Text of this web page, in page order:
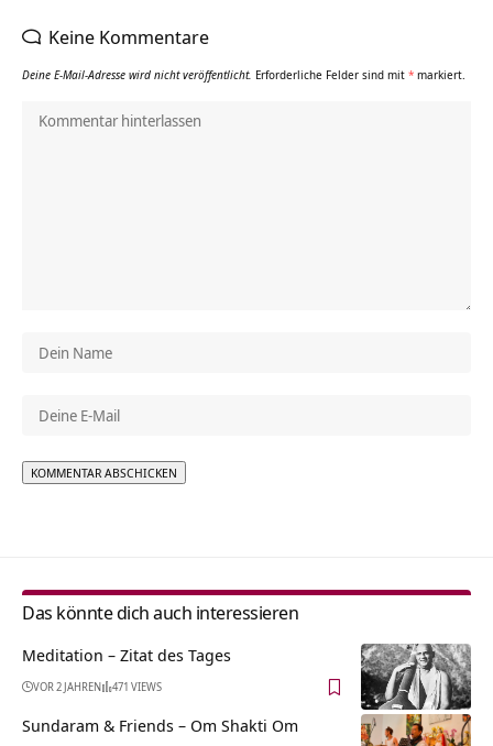
Keine Kommentare
Deine E-Mail-Adresse wird nicht veröffentlicht. Erforderliche Felder sind mit * markiert.
Das könnte dich auch interessieren
Meditation – Zitat des Tages
VOR 2 JAHREN 471 VIEWS
Sundaram & Friends – Om Shakti Om